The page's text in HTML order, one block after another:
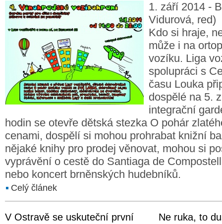
1. září 2014 -
Vidurová, red)
Kdo si hraje,
může i na
vozíku. Liga
spolupráci s
času Louka
dospělé na 5.
integrační
hodin se otevře dětská stezka O pohár
cenami, dospělí si mohou prohrabat knižní
nějaké knihy pro prodej věnovat, mohou si
vyprávění o cestě do Santiaga de
nebo koncert brněnských hudebníků.
Celý článek
V Ostravě se uskuteční první
Ne ruka, to